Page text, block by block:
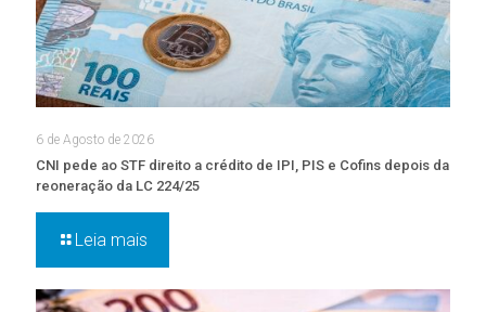
6 de Agosto de 2026
CNI pede ao STF direito a crédito de IPI, PIS e Cofins depois da
reoneração da LC 224/25
Leia mais